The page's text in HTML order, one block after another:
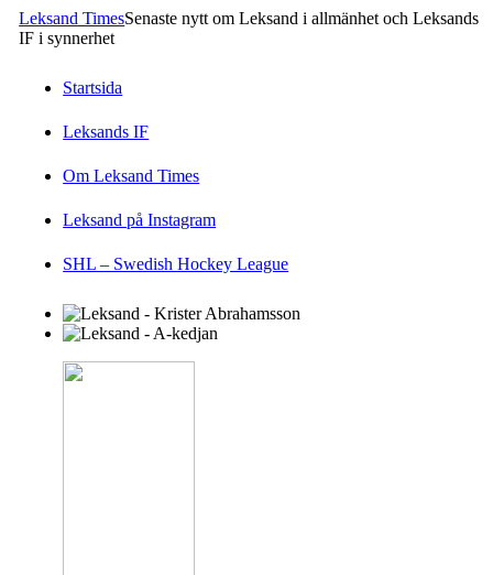
Leksand TimesSenaste nytt om Leksand i allmänhet och Leksands
IF i synnerhet
Startsida
Leksands IF
Om Leksand Times
Leksand på Instagram
SHL – Swedish Hockey League